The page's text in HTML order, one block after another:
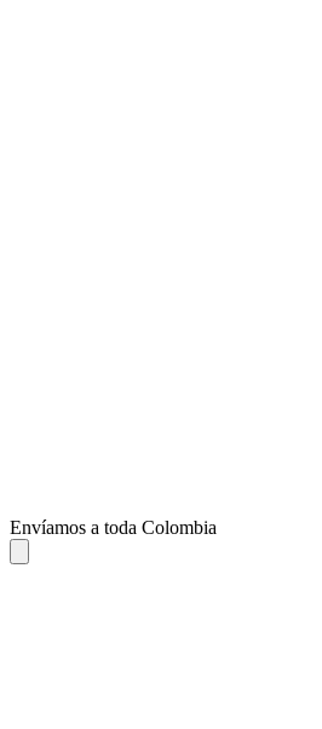
Envíamos a toda Colombia